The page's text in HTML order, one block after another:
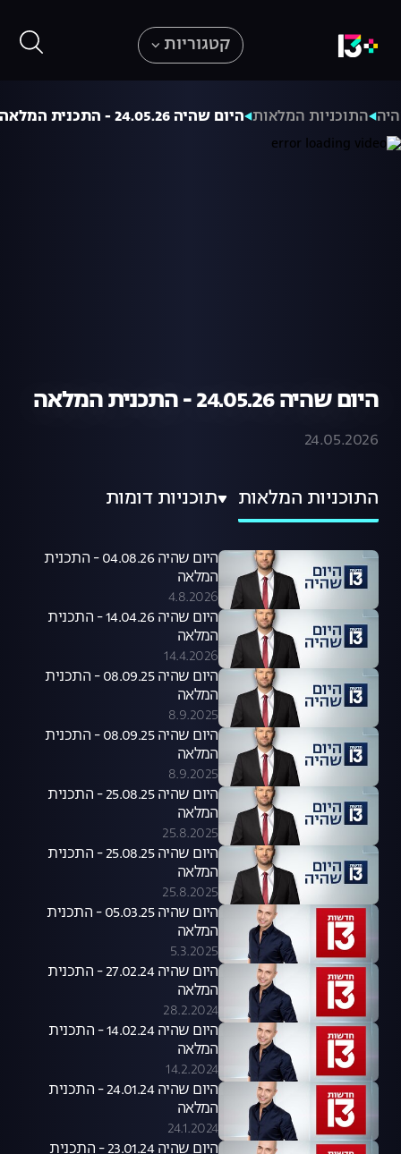
קטגוריות
התוכניות המלאות היום שהיה 24.05.26 - התכנית המלאה
היום שהיה 24.05.26 - התכנית המלאה
24.05.2026
התוכניות המלאות תוכניות דומות
היום שהיה 04.08.26 - התכנית
המלאה
4.8.2026
היום שהיה 14.04.26 - התכנית
המלאה
14.4.2026
היום שהיה 08.09.25 - התכנית
המלאה
8.9.2025
היום שהיה 08.09.25 - התכנית
המלאה
8.9.2025
היום שהיה 25.08.25 - התכנית
המלאה
25.8.2025
היום שהיה 25.08.25 - התכנית
המלאה
25.8.2025
היום שהיה 05.03.25 - התכנית
המלאה
5.3.2025
היום שהיה 27.02.24 - התכנית
המלאה
28.2.2024
היום שהיה 14.02.24 - התכנית
המלאה
14.2.2024
היום שהיה 24.01.24 - התכנית
המלאה
24.1.2024
היום שהיה 23.01.24 - התכנית